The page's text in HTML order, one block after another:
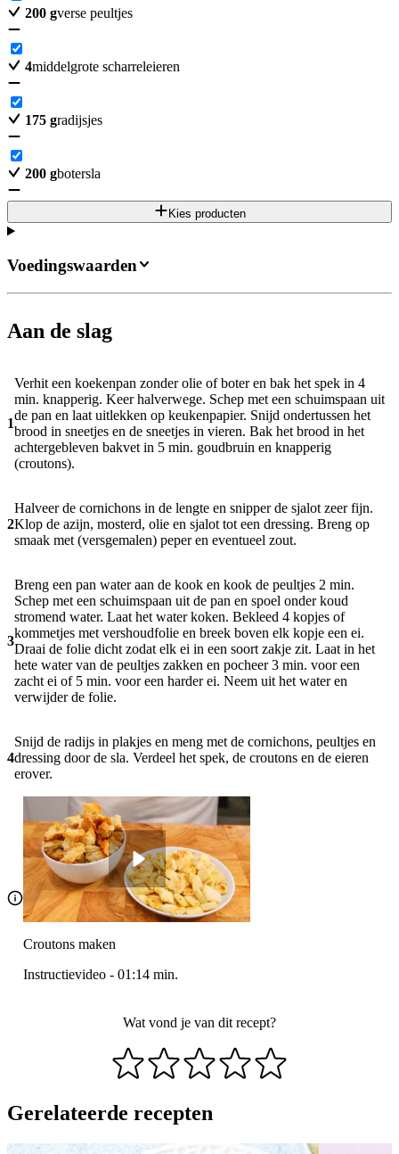
200 gverse peultjes
4middelgrote scharreleieren
175 gradijsjes
200 gbotersla
Kies producten
Aan de slag
1
Verhit een koekenpan zonder olie of boter en bak het spek in 4
min. knapperig. Keer halverwege. Schep met een schuimspaan uit
de pan en laat uitlekken op keukenpapier. Snijd ondertussen het
brood in sneetjes en de sneetjes in vieren. Bak het brood in het
achtergebleven bakvet in 5 min. goudbruin en knapperig
(croutons).
2
Halveer de cornichons in de lengte en snipper de sjalot zeer fijn.
Klop de azijn, mosterd, olie en sjalot tot een dressing. Breng op
smaak met (versgemalen) peper en eventueel zout.
3
Breng een pan water aan de kook en kook de peultjes 2 min.
Schep met een schuimspaan uit de pan en spoel onder koud
stromend water. Laat het water koken. Bekleed 4 kopjes of
kommetjes met vershoudfolie en breek boven elk kopje een ei.
Draai de folie dicht zodat elk ei in een soort zakje zit. Laat in het
hete water van de peultjes zakken en pocheer 3 min. voor een
zacht ei of 5 min. voor een harder ei. Neem uit het water en
verwijder de folie.
4
Snijd de radijs in plakjes en meng met de cornichons, peultjes en
dressing door de sla. Verdeel het spek, de croutons en de eieren
erover.
Croutons maken
Instructievideo - 01:14 min.
Wat vond je van dit recept?
Voedingswaarden
Gerelateerde recepten